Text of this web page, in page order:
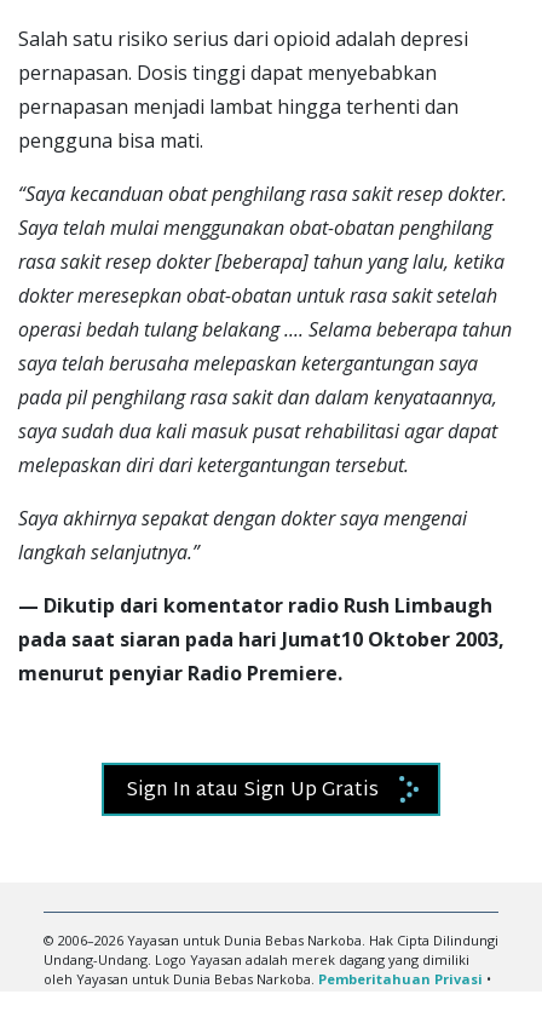
Salah satu risiko serius dari opioid adalah depresi
pernapasan. Dosis tinggi dapat menyebabkan
pernapasan menjadi lambat hingga terhenti dan
pengguna bisa mati.
“Sayakecanduan obat penghilang rasa sakit resep dokter.
Saya telah mulai menggunakan obat-obatan penghilang
rasa sakit resep dokter [beberapa] tahun yang lalu, ketika
dokter meresepkan obat-obatan untuk rasa sakit setelah
operasi bedah tulang belakang .... Selama beberapa tahun
saya telah berusaha melepaskan ketergantungan saya
pada pil penghilang rasa sakitdan dalam kenyataannya,
saya sudah dua kali masuk pusat rehabilitasi agar dapat
melepaskan diri dari ketergantungan tersebut.
Saya akhirnya sepakat dengan dokter saya mengenai
langkah selanjutnya.”
— Dikutip dari komentator radio Rush Limbaugh
pada saat siaran pada hari Jumat10 Oktober 2003,
menurut penyiar Radio Premiere.
Sign In atau Sign Up Gratis
© 2006–2026 Yayasan untuk Dunia Bebas Narkoba. Hak Cipta Dilindungi
Undang-Undang. Logo Yayasan adalah merek dagang yang dimiliki
oleh Yayasan untuk Dunia Bebas Narkoba. Pemberitahuan Privasi •